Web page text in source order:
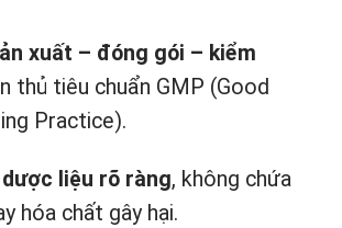
xuất – đóng gói – kiểm
thủ tiêu chuẩn GMP (Good
Practice).
liệu rõ ràng, không chứa
hóa chất gây hại.